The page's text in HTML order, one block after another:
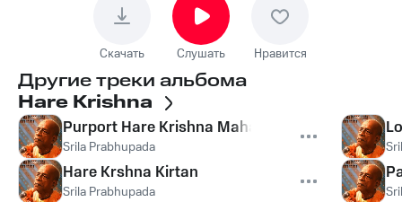
Скачать Слушать Нравится
Другие треки альбома
Hare Krishna
Purport Hare Krishna Maha Mantra
Srila Prabhupada
Hare Krshna Kirtan
Srila Prabhupada